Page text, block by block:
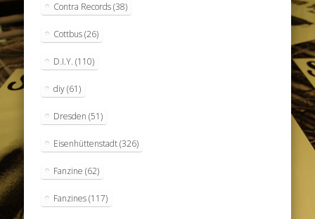
Contra Records(38)
Cottbus(26)
D.I.Y. (110)
diy(61)
Dresden (51)
Eisenhüttenstadt(326)
Fanzine (62)
Fanzines(117)